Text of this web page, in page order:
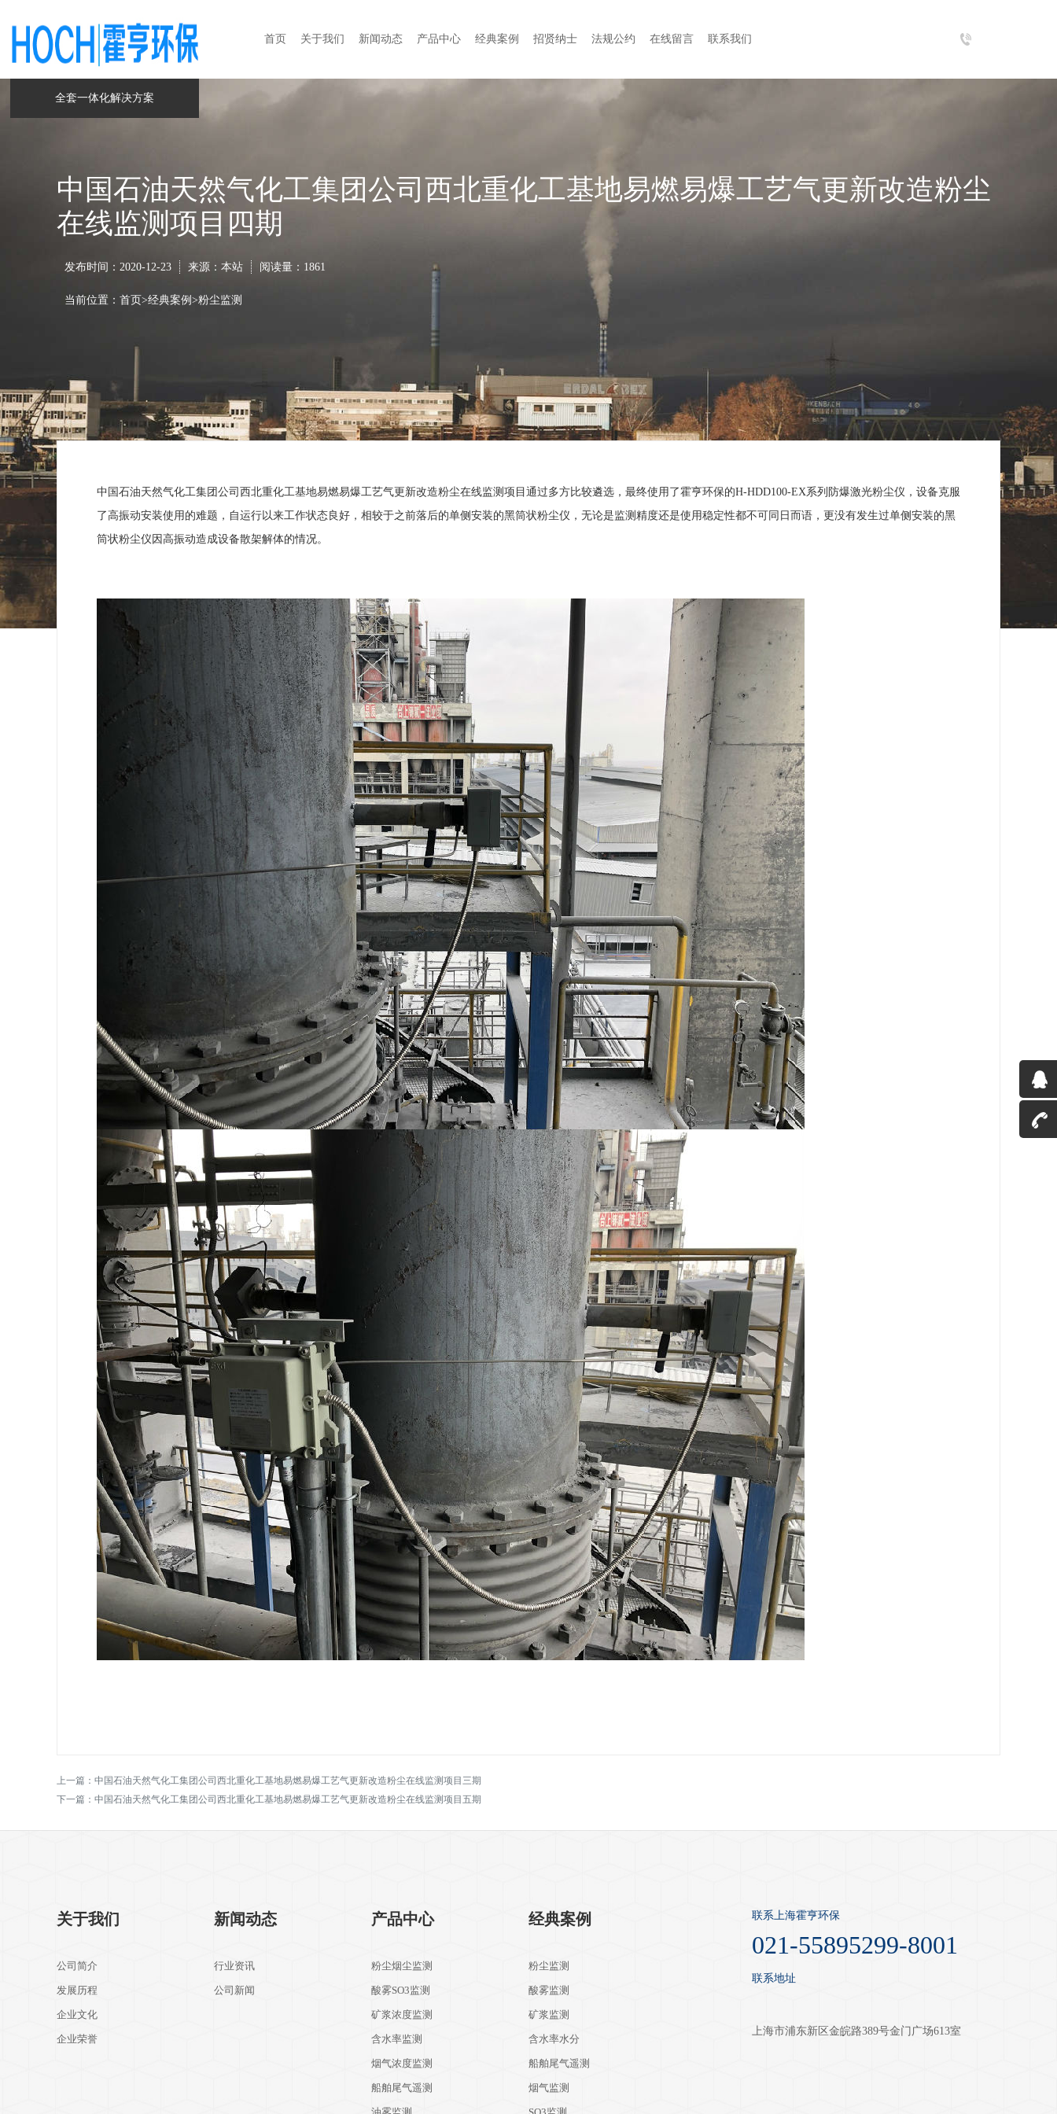
全套一体化解决方案
首页 关于我们 新闻动态 产品中心 经典案例 招贤纳士 法规公约 在线留言 联系我们
tel：
中国石油天然气化工集团公司西北重化工基地易燃易爆工艺气更新改造粉尘
在线监测项目四期
发布时间：2020-12-23 来源：本站 阅读量： 1861
当前位置： 首页>经典案例 >粉尘监测
中国石油天然气化工集团公司西北重化工基地易燃易爆工艺气更新改造粉尘在线监测项目通过多方比较遴选，最终使用了霍亨环保的H-HDD100-EX系列防爆激光粉尘仪，设备克服
了高振动安装使用的难题，自运行以来工作状态良好，相较于之前落后的单侧安装的黑筒状粉尘仪，无论是监测精度还是使用稳定性都不可同日而语，更没有发生过单侧安装的黑
筒状粉尘仪因高振动造成设备散架解体的情况。
上一篇： 中国石油天然气化工集团公司西北重化工基地易燃易爆工艺气更新改造粉尘在线监测项目三期
下一篇： 中国石油天然气化工集团公司西北重化工基地易燃易爆工艺气更新改造粉尘在线监测项目五期
关于我们
公司简介
发展历程
企业文化
企业荣誉
新闻动态
行业资讯
公司新闻
产品中心
粉尘烟尘监测
酸雾SO3监测
矿浆浓度监测
含水率监测
烟气浓度监测
船舶尾气遥测
经典案例
粉尘监测
酸雾监测
矿浆监测
含水率水分
船舶尾气遥测
烟气监测
联系上海霍亨环保
021-55895299-8001
联系地址
上海市浦东新区金皖路389号金门广场613室